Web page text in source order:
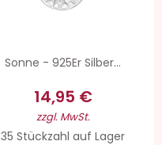
Sonne - 925Er Silber...
14,95 €
zzgl. MwSt.
35 Stückzahl auf Lager